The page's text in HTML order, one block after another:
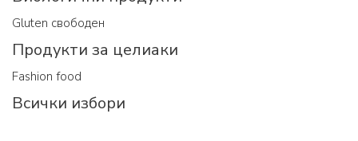
Gluten свободен
Продукти за целиаки
Fashion food
Всички избори